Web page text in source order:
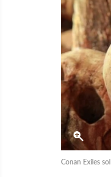
Conan Exiles